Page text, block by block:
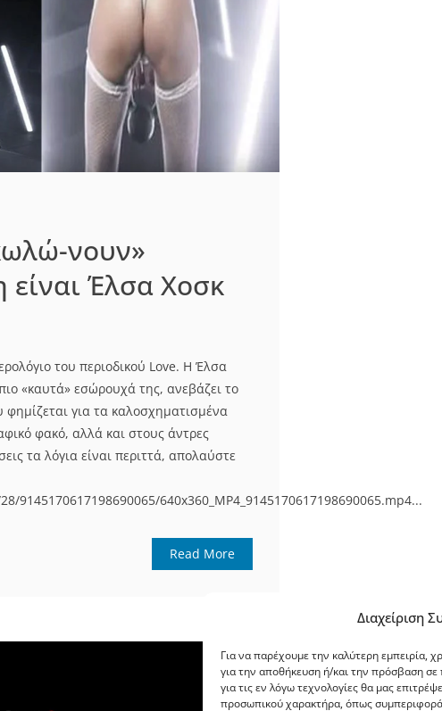
Διαχείριση
Για να παρέχουμε την καλύτερη εμπειρία,
για την αποθήκευση ή/και την πρόσβαση
για τις εν λόγω τεχνολογίες θα μας
προσωπικού χαρακτήρα, όπως
νουν»
Έλσα Χοσκ
του περιοδικού Love. Η Έλσα
«καυτά» εσώρουχά της, ανεβάζει το
για τα καλοσχηματισμένα
φακό, αλλά και στους άντρες
τα λόγια είναι περιττά, απολαύστε
640x360_MP4_9145170617198690065.mp4...
Read More